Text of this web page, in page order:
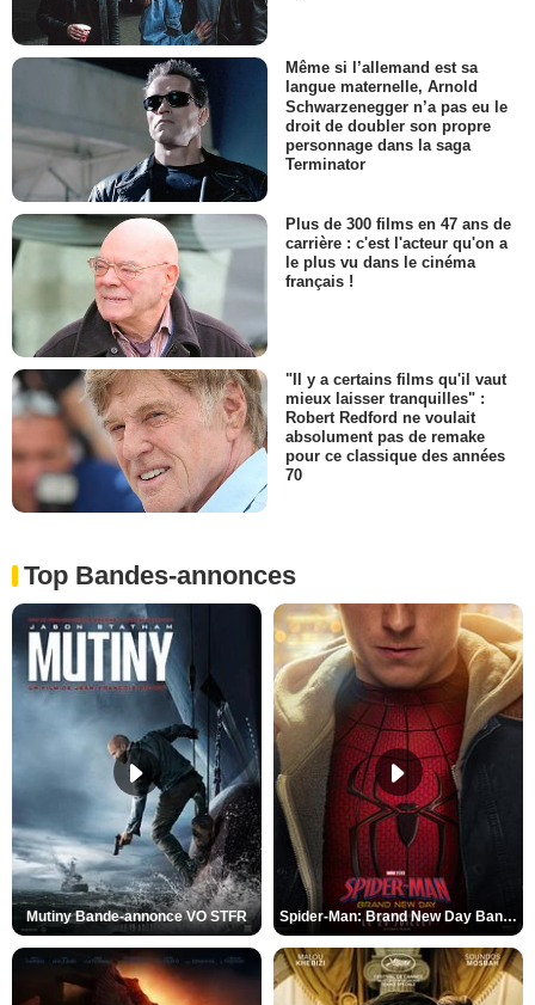
Même si l’allemand est sa
langue maternelle, Arnold
Schwarzenegger n’a pas eu le
droit de doubler son propre
personnage dans la saga
Terminator
Plus de 300 films en 47 ans de
carrière : c'est l'acteur qu'on a
le plus vu dans le cinéma
français !
"Il y a certains films qu'il vaut
mieux laisser tranquilles" :
Robert Redford ne voulait
absolument pas de remake
pour ce classique des années
70
Top Bandes-annonces
Mutiny Bande-annonce VO STFR Spider-Man: Brand New Day Bande-annonce VO STFR